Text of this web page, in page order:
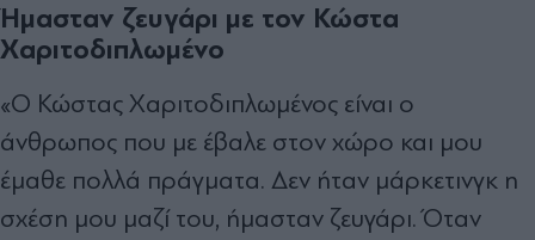
Ήμασταν ζευγάρι με τον Κώστα
Χαριτοδιπλωμένο
«Ο Κώστας Χαριτοδιπλωμένος είναι ο
άνθρωπος που με έβαλε στον χώρο και μου
έμαθε πολλά πράγματα. Δεν ήταν μάρκετινγκ η
σχέση μου μαζί του, ήμασταν ζευγάρι. Όταν